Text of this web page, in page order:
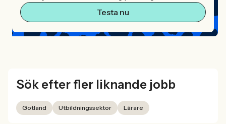
Testa nu
Sök efter fler liknande jobb
Gotland Utbildningssektor Lärare